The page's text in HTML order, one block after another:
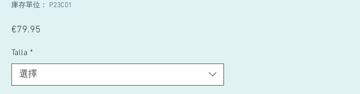
庫存單位： P23C01
€79.95
Talla *
選擇